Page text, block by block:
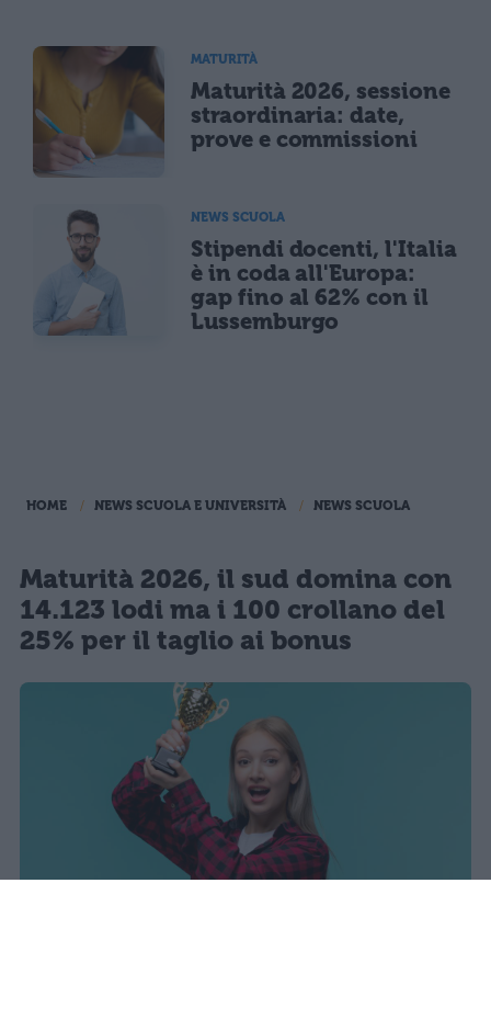
MATURITÀ
Maturità 2026, sessione
straordinaria: date,
prove e commissioni
NEWS SCUOLA
Stipendi docenti, l'Italia
è in coda all'Europa:
gap fino al 62% con il
Lussemburgo
HOME NEWS SCUOLA E UNIVERSITÀ NEWS SCUOLA
Maturità 2026, il sud domina con
14.123 lodi ma i 100 crollano del
25% per il taglio ai bonus